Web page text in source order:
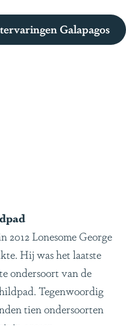
Galapagos
Lonesome George
Hij was het laatste
ondersoort van de
Tegenwoordig
tien ondersoorten